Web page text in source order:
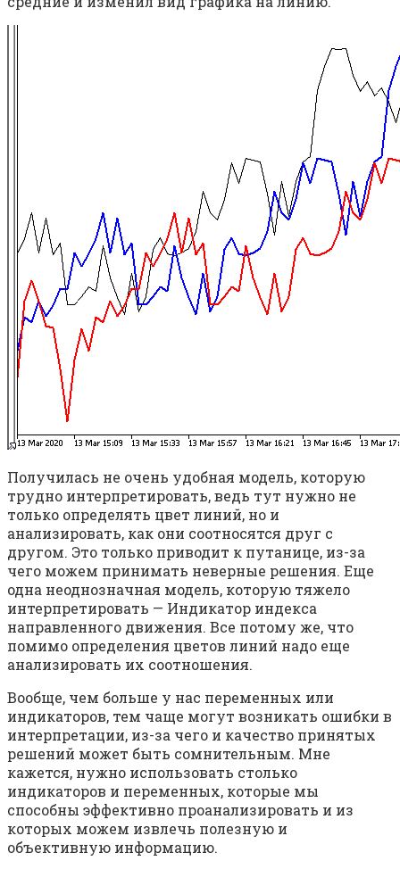
Получилась не очень удобная модель, которую
трудно интерпретировать, ведь тут нужно не
только определять цвет линий, но и
анализировать, как они соотносятся друг с
другом. Это только приводит к путанице, из-за
чего можем принимать неверные решения. Еще
одна неоднозначная модель, которую тяжело
интерпретировать — Индикатор индекса
направленного движения. Все потому же, что
помимо определения цветов линий надо еще
анализировать их соотношения.
Вообще, чем больше у нас переменных или
индикаторов, тем чаще могут возникать ошибки в
интерпретации, из-за чего и качество принятых
решений может быть сомнительным. Мне
кажется, нужно использовать столько
индикаторов и переменных, которые мы
способны эффективно проанализировать и из
которых можем извлечь полезную и
объективную информацию.